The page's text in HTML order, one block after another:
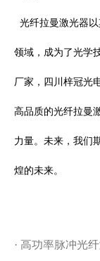
光纤拉曼激光器
领域，成为了光学
厂家， 四川梓冠光
高品质的光纤拉曼
力量。未来，我们
煌的未来。
高功率脉冲光纤激光器